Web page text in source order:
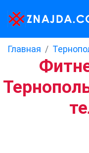
Главная